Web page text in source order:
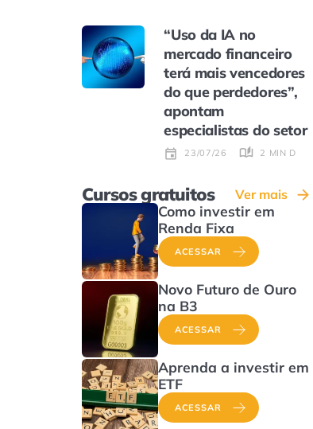
“Uso da IA no
mercado financeiro
terá mais vencedores
do que perdedores”,
apontam
especialistas do setor
23/07/26 2 MIN DE
Cursos gratuitos Ver mais
Como investir em
Renda Fixa
ACESSAR
Novo Futuro de Ouro
na B3
ACESSAR
Aprenda a investir em
ETF
ACESSAR